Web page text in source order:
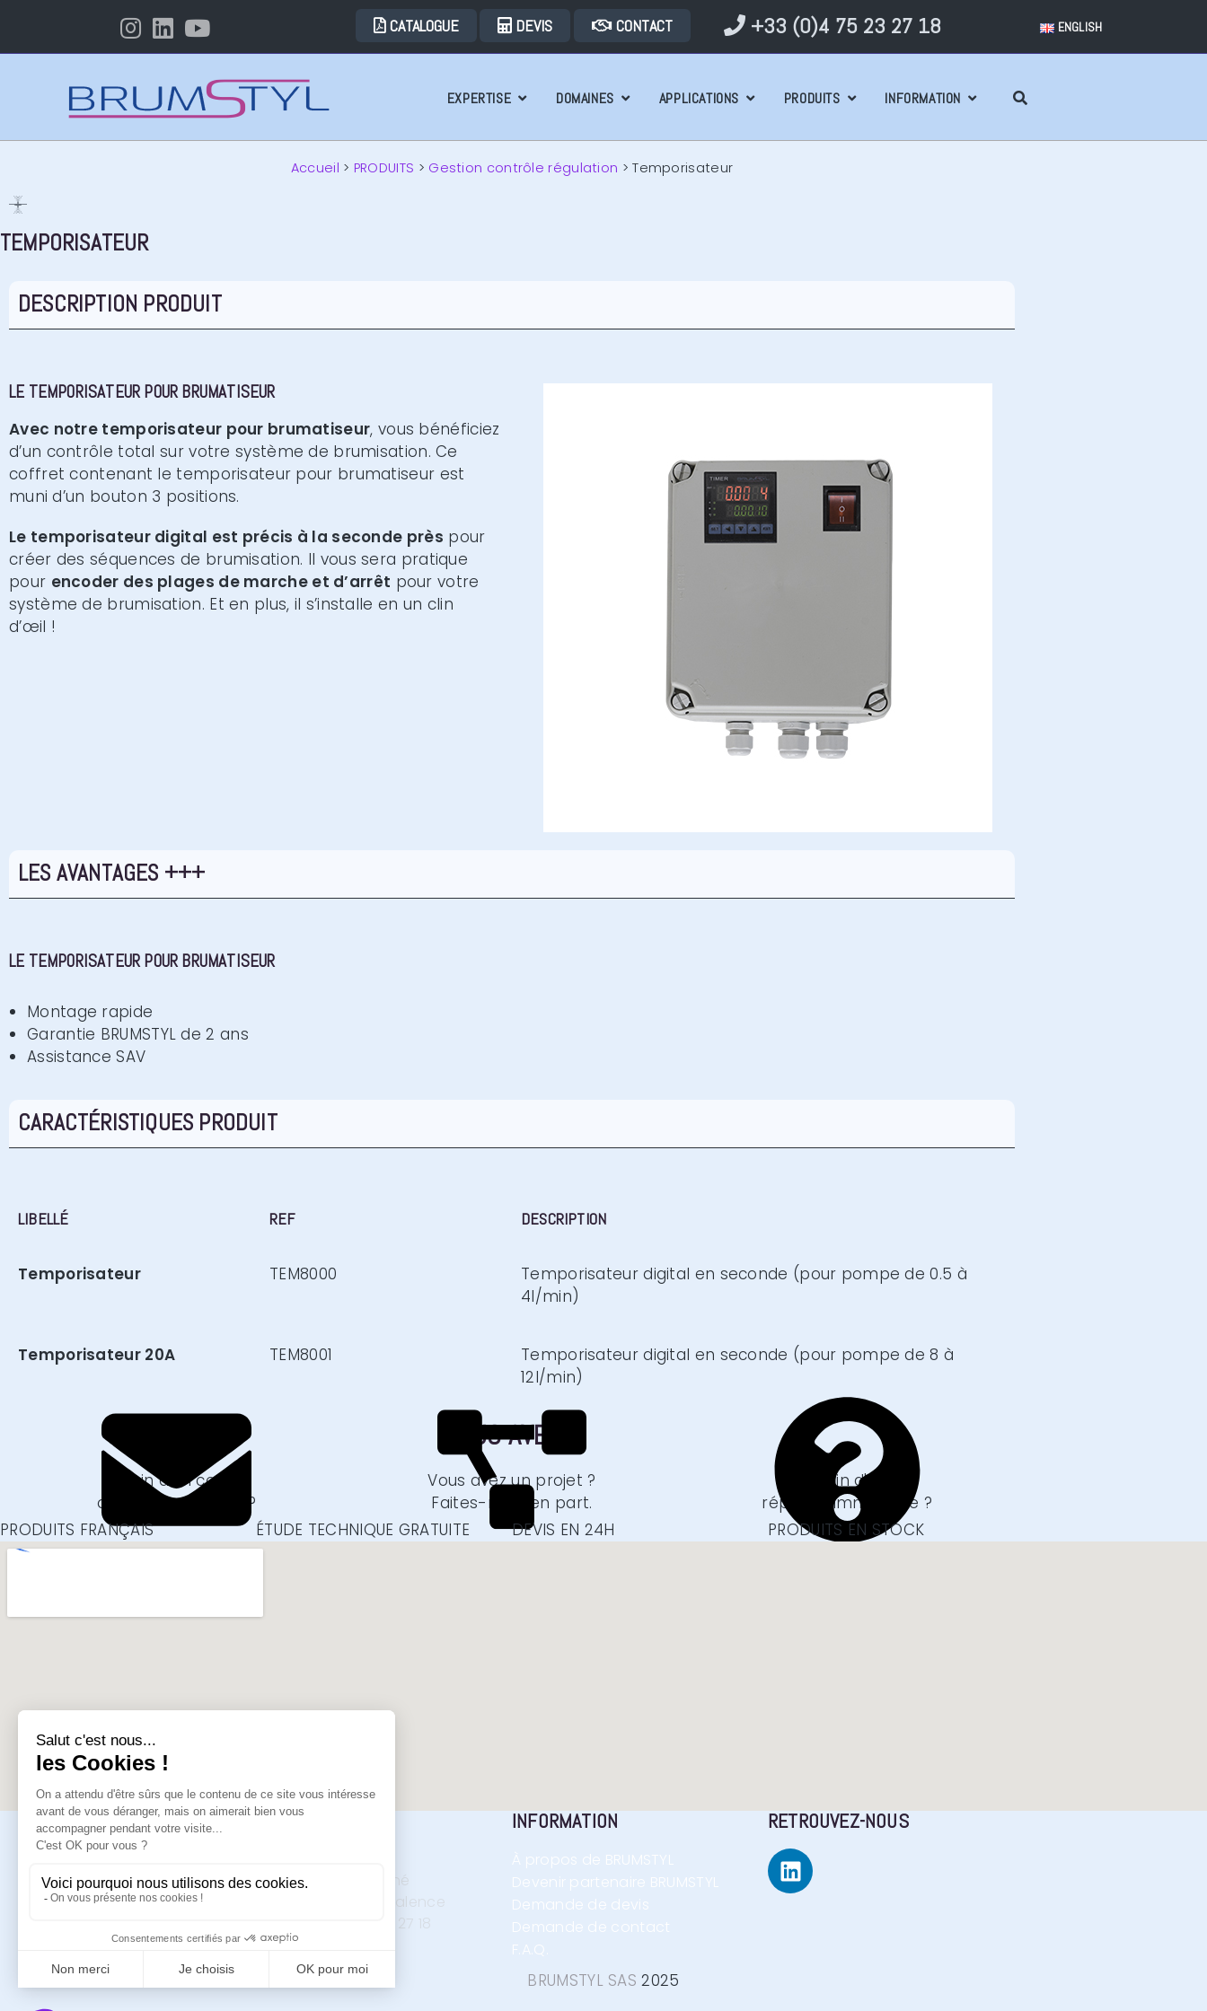
ENGLISH
CATALOGUE DEVIS CONTACT +33 (0)4 75 23 27 18
EXPERTISE DOMAINES APPLICATIONS PRODUITS INFORMATION
Accueil > PRODUITS > Gestion contrôle régulation >Temporisateur
TEMPORISATEUR​
DESCRIPTION PRODUIT
LE TEMPORISATEUR​ POUR BRUMATISEUR
Avec notre temporisateur pour brumatiseur, vous bénéficiez
d’un contrôle total sur votre système de brumisation. Ce
coffret contenant le temporisateur pour brumatiseur est
muni d’un bouton 3 positions.
Le temporisateur digital est précis à la seconde près pour
créer des séquences de brumisation. Il vous sera pratique
pour encoder des plages de marche et d’arrêt pour votre
système de brumisation. Et en plus, il s’installe en un clin
d’œil !
LES AVANTAGES +++
LE TEMPORISATEUR​ POUR BRUMATISEUR
Montage rapide
Garantie BRUMSTYL de 2 ans
Assistance SAV
CARACTÉRISTIQUES PRODUIT
LIBELLÉ REF DESCRIPTION
Temporisateur TEM8000
Temporisateur digital en seconde (pour pompe de 0.5 à
4l/min)
Temporisateur 20A TEM8001
Temporisateur digital en seconde (pour pompe de 8 à
12l/min)
VOUS AVEZ
Besoin d'un conseil
ou renseignement ?
CONTACTEZ-NOUS
Vous avez un projet ?
Faites-nous en part.
VOTRE DEVIS EN 1 CLIC
Obtenir un devis
Besoin d'une
réponse immédiate ?
FOIRE AUX QUESTIONS
En savoir plus
PRODUITS FRANÇAIS ÉTUDE TECHNIQUE GRATUITE DEVIS EN 24H PRODUITS EN STOCK
ADRESSE
90 Rue Carl von Linné
INFORMATION
À propos de BRUMSTYL
Devenir partenaire BRUMSTYL
Demande de devis
Demande de contact
F.A.Q.
RETROUVEZ-NOUS
BRUMSTYL SAS 2025